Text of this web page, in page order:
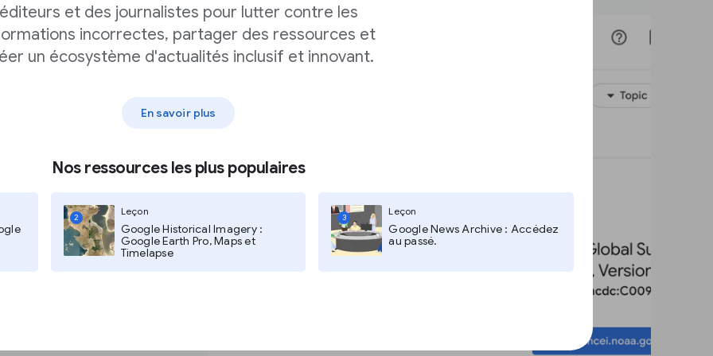
éditeurs et des journalistes pour lutter contre les
incorrectes, partager des ressources et
un écosystème d'actualités inclusif et innovant.
En savoir plus
Nos ressources les plus populaires
2
Leçon
Google Historical Imagery :
Google Earth Pro, Maps et
Timelapse
3
Leçon
Google News Archive : Accédez
au passé.
opérateurs de
pour personnaliser
noaa.gov.
le terme « noaa ».
recherche en y
de réduire le